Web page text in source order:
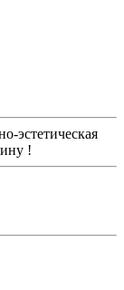
эстетическая
!